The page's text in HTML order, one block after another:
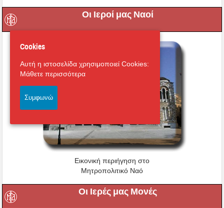
Οι Ιεροί μας Ναοί
Εικονική περιήγηση στο
Μητροπολιτικό Ναό
Οι Ιερές μας Μονές
Cookies
Αυτή η ιστοσελίδα χρησιμοποιεί Cookies:
Μάθετε περισσότερα
Συμφωνώ